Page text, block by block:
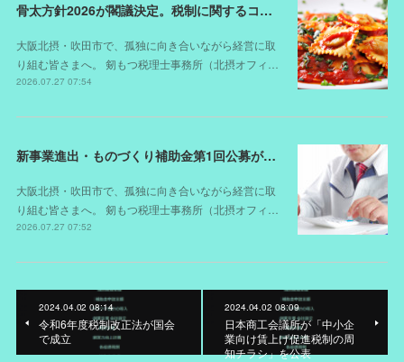
骨太方針2026が閣議決定。税制に関するコメントは？
大阪北摂・吹田市で、孤独に向き合いながら経営に取
り組む皆さまへ。 剱もつ税理士事務所（北摂オフィ…
2026.07.27 07:54
新事業進出・ものづくり補助金第1回公募が開始されました（スケジュールが変更されました）
大阪北摂・吹田市で、孤独に向き合いながら経営に取
り組む皆さまへ。 剱もつ税理士事務所（北摂オフィ…
2026.07.27 07:52
2024.04.02 08:14
令和6年度税制改正法が国会
で成立
2024.04.02 08:09
日本商工会議所が「中小企
業向け賃上げ促進税制の周
知チラシ」を公表